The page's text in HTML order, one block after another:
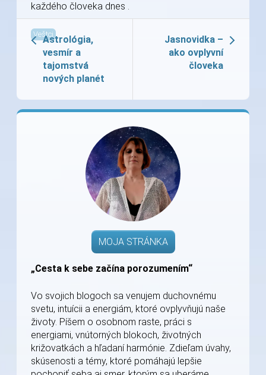
každého človeka dnes .
VeštciAstrológia,
vesmír a
tajomstvá
nových planét
Jasnovidka –
ako ovplyvní
človeka
MOJA STRÁNKA
„Cesta k sebe začína porozumením“
Vo svojich blogoch sa venujem duchovnému
svetu, intuícii a energiám, ktoré ovplyvňujú naše
životy. Píšem o osobnom raste, práci s
energiami, vnútorných blokoch, životných
križovatkách a hľadaní harmónie. Zdieľam úvahy,
skúsenosti a témy, ktoré pomáhajú lepšie